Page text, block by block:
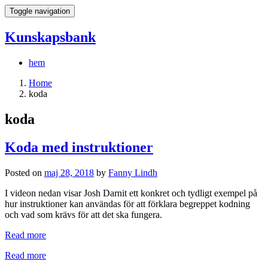
Toggle navigation
Kunskapsbank
hem
Home
koda
koda
Koda med instruktioner
Posted on maj 28, 2018 by Fanny Lindh
I videon nedan visar Josh Darnit ett konkret och tydligt exempel på
hur instruktioner kan användas för att förklara begreppet kodning
och vad som krävs för att det ska fungera.
Read more
Read more